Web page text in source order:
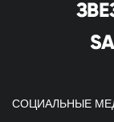
СОЦИАЛЬНЫЕ